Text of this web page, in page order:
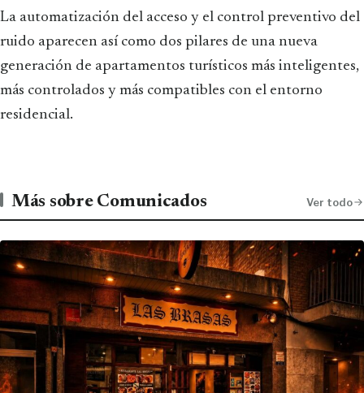
La automatización del acceso y el control preventivo del
ruido aparecen así como dos pilares de una nueva
generación de apartamentos turísticos más inteligentes,
más controlados y más compatibles con el entorno
residencial.
Más sobre Comunicados Ver todo